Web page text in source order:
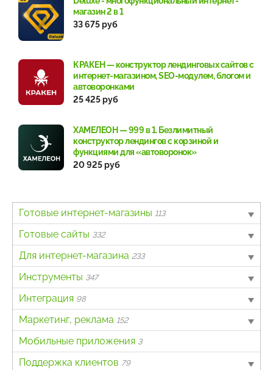
Готовые интернет-магазины 113
B2B4
Авто6
Бытовая техника и электроника
Детские товары
Другое2
Красота и здоровье5
Мебель4
Готовые сайты 332
Landing page64
Информационный портал
Каталог товаров, услуг
Корпоративный сайт
Персональный сайт29
Универсальные18
Для интернет-магазина 233
Другое62
Интеграция с онлайн-кассами
Каталог товаров54
Корзина, покупка48
Курсы валют1
Инструменты 347
Для разработчиков
Контент-менеджеру177
Интеграция 98
1С и другие ERP24
IP-телефония0
SMS-шлюзы8
Маркетинг, реклама 152
SEO80
Баннеры18
Мобильные приложения 3
Поддержка клиентов 79
магазин 2 в 1
33 675 руб
КРАКЕН — конструктор лендинговых сайтов с
интернет-магазином, SEO-модулем, блогом и
автоворонками
25 425 руб
ХАМЕЛЕОН — 999 в 1. Безлимитный
конструктор лендингов с корзиной и
функциями для «автоворонок»
20 925 руб